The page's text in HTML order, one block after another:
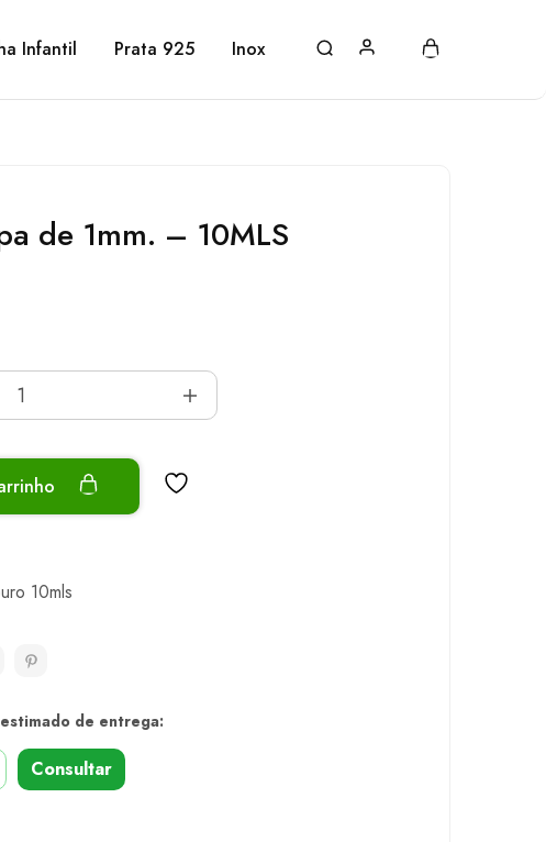
Infantil Prata 925 Inox
de 1mm. – 10MLS
10mls
de entrega:
Consultar